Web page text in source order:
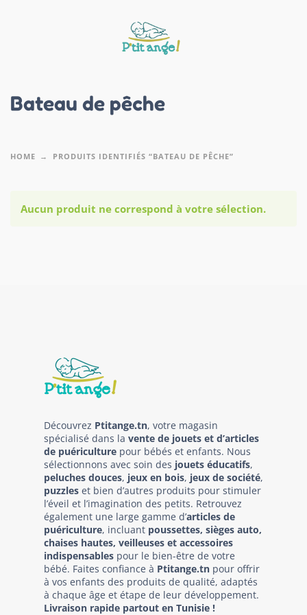
Bateau de pêche
HOME PRODUITS IDENTIFIÉS “BATEAU DE PÊCHE”
Aucun produit ne correspond à votre sélection.
Découvrez Ptitange.tn, votre magasin
spécialisé dans la vente de jouets et d’articles
de puériculture pour bébés et enfants. Nous
sélectionnons avec soin des jouets éducatifs,
peluches douces, jeux en bois, jeux de société,
puzzles et bien d’autres produits pour stimuler
l’éveil et l’imagination des petits. Retrouvez
également une large gamme d’articles de
puériculture, incluant poussettes, sièges auto,
chaises hautes, veilleuses et accessoires
indispensables pour le bien-être de votre
bébé. Faites confiance à Ptitange.tn pour offrir
à vos enfants des produits de qualité, adaptés
à chaque âge et étape de leur développement.
Livraison rapide partout en Tunisie !